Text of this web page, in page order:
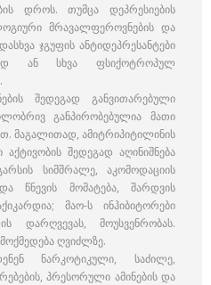
დროს. თუმცა დეპრესიების
მრავალფეროვნების და
ჯგუფის ანტიდეპრესანტები
ან სხვა ფსიქოტროპულ
შედეგად განვითარებული
განპირობებულია მათი
მაგალითად, ამიტრიპიტილინის
შედეგად აღინიშნება
სიმშრალე, აკომოდაციის
წნევის მომატება, შარდვის
მაო-ს ინჰიბიტორები
დარღვევას, მოუსვენრობას.
ღვიძლზე.
ნარკოტიკული, საძილე,
პრესორული ამინების და